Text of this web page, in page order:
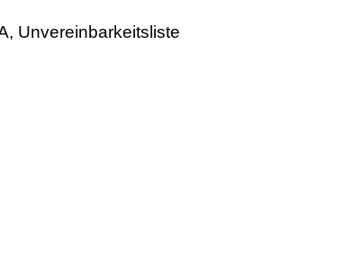
Unvereinbarkeitsliste